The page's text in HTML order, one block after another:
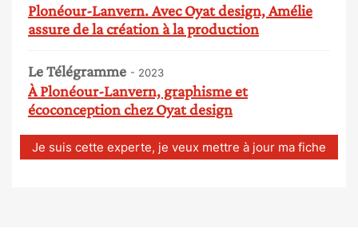
Plonéour-Lanvern. Avec Oyat design, Amélie
assure de la création à la production
Le Télégramme - 2023
À Plonéour-Lanvern, graphisme et
écoconception chez Oyat design
Je suis cette experte, je veux mettre à jour ma fiche